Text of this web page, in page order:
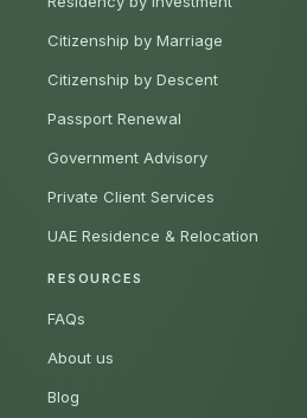
Citizenship by Marriage
Citizenship by Descent
Passport Renewal
Government Advisory
Private Client Services
UAE Residence & Relocation
RESOURCES
FAQs
About us
Blog